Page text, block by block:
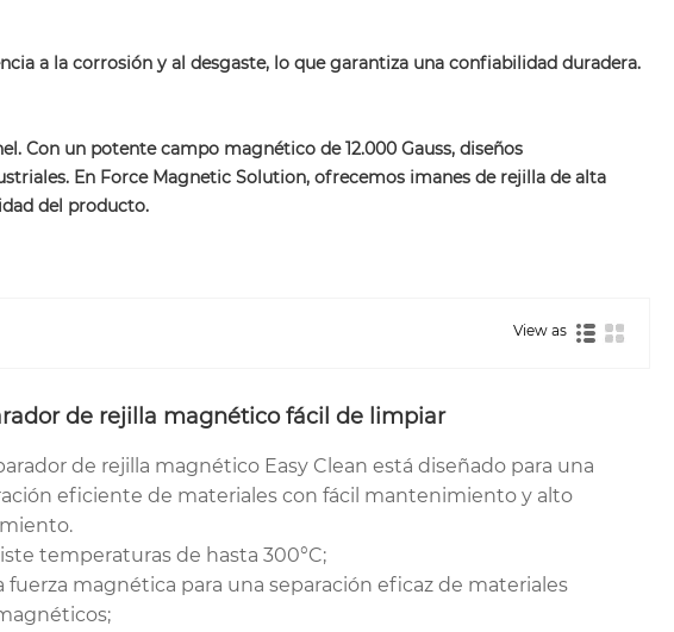
a la corrosión y al desgaste, lo que garantiza una confiabilidad duradera.
Con un potente campo magnético de 12.000 Gauss, diseños
En Force Magnetic Solution, ofrecemos imanes de rejilla de alta
del producto.
View as
de rejilla magnético fácil de limpiar
de rejilla magnético Easy Clean está diseñado para una
eficiente de materiales con fácil mantenimiento y alto
temperaturas de hasta 300°C;
fuerza magnética para una separación eficaz de materiales